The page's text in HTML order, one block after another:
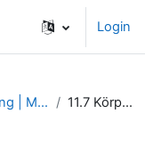
Login
11. Gesang | Musiktheater 11.7 Körpertraining